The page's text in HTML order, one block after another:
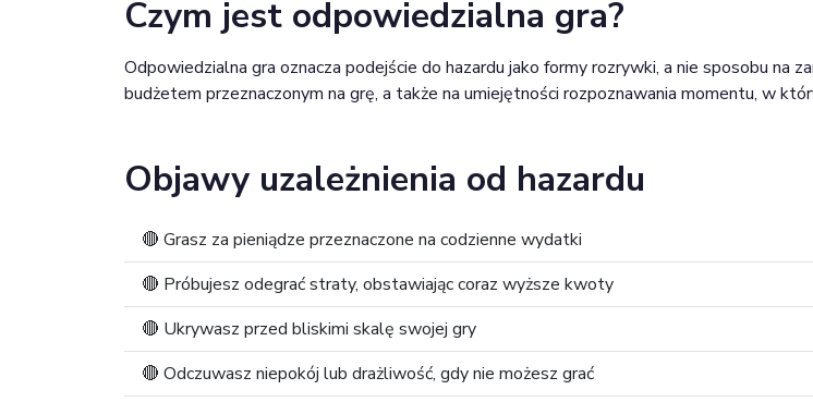
Czym jest odpowiedzialna gra?
Odpowiedzialna gra oznacza podejście do hazardu jako formy rozrywki, a nie sposobu na
budżetem przeznaczonym na grę, a także na umiejętności rozpoznawania momentu, w
Objawy uzależnienia od hazardu
🔴 Grasz za pieniądze przeznaczone na codzienne wydatki
🔴 Próbujesz odegrać straty, obstawiając coraz wyższe kwoty
🔴 Ukrywasz przed bliskimi skalę swojej gry
🔴 Odczuwasz niepokój lub drażliwość, gdy nie możesz grać